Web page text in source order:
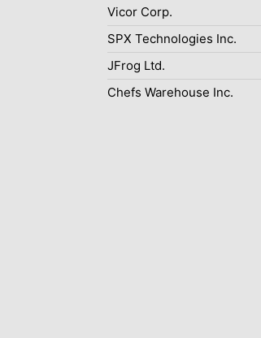
Vicor Corp.
SPX Technologies Inc.
JFrog Ltd.
Chefs Warehouse Inc.